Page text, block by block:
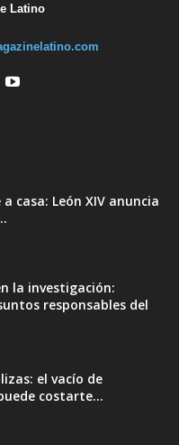
Latino
casa: León XIV anuncia
la investigación:
responsables del
el vacío de
costarte...